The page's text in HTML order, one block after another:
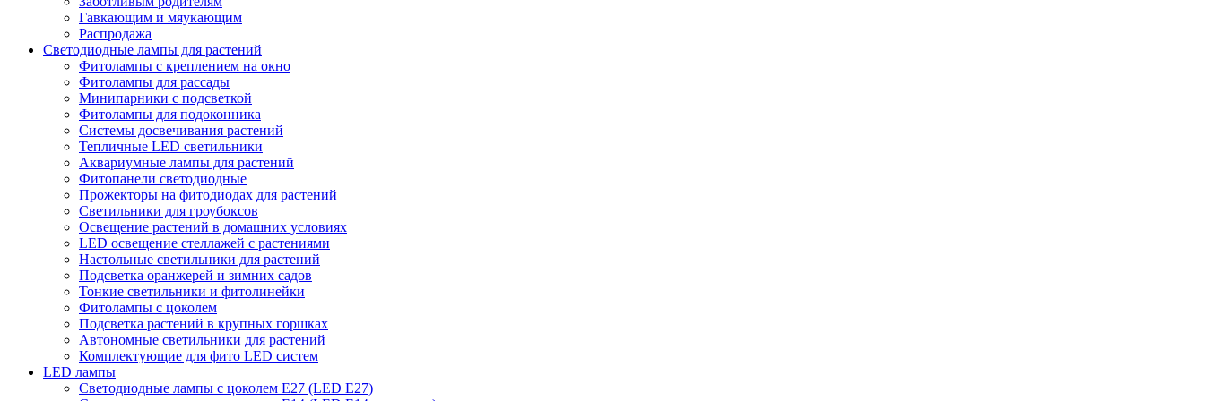
Гавкающим и мяукающим
Распродажа
Светодиодные лампы для растений
Фитолампы с креплением на окно
Фитолампы для рассады
Минипарники с подсветкой
Фитолампы для подоконника
Системы досвечивания растений
Тепличные LED светильники
Аквариумные лампы для растений
Фитопанели светодиодные
Прожекторы на фитодиодах для растений
Светильники для гроубоксов
Освещение растений в домашних условиях
LED освещение стеллажей с растениями
Настольные светильники для растений
Подсветка оранжерей и зимних садов
Тонкие светильники и фитолинейки
Фитолампы с цоколем
Подсветка растений в крупных горшках
Автономные светильники для растений
Комплектующие для фито LED систем
LED лампы
Светодиодные лампы с цоколем Е27 (LED E27)